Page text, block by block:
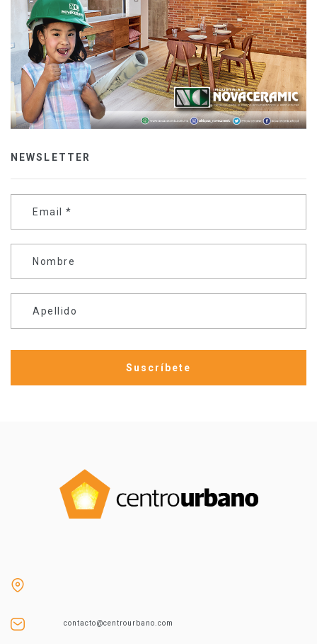
NEWSLETTER
Email *
Nombre
Apellido
contacto@centrourbano.com